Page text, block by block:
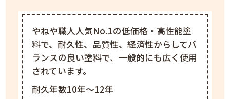
やねや職人人気No.1の低価格・高性能塗
料で、耐久性、品質性、経済性からしてバ
ランスの良い塗料で、一般的にも広く使用
されています。
耐久年数10年～12年